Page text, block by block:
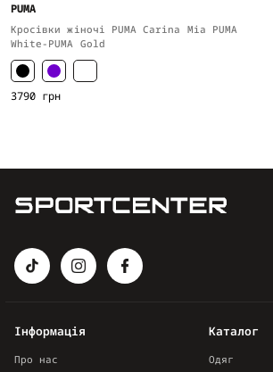
PUMA
Кросівки жіночі PUMA Carina Mia PUMA
White-PUMA Gold
3790 грн
Каталог
Одяг
Інформація
Про нас